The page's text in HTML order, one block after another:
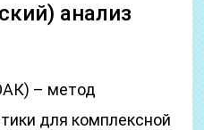
анализ
– метод
для комплексной